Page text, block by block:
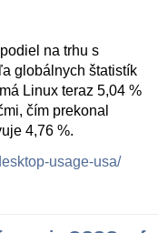
na trhu s
globálnych štatistík
Linux teraz 5,04 %
čím prekonal
4,76 %.
usage-usa/